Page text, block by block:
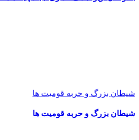
شیطان بزرگ و حربه قومیت ها
شیطان بزرگ و حربه قومیت ها